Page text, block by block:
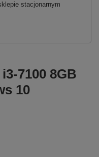
stacjonarnym
7100 8GB
10